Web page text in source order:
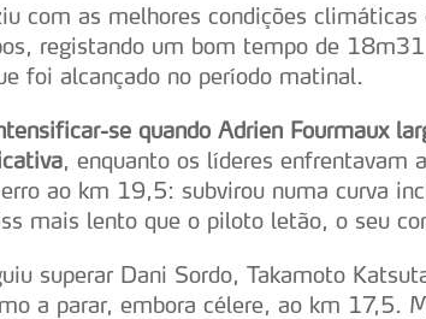
com as melhores condições climáticas
registando um bom tempo de
foi alcançado no período matinal.
se quando Adrien Fourmaux
, enquanto os líderes enfrentavam
ao km 19,5: subvirou numa curva
mais lento que o piloto letão, o seu
superar Dani Sordo, Takamoto
a parar, embora célere, ao km 17,5.